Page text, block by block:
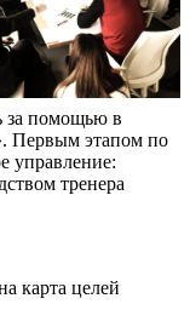
помощью в
Первым этапом по
управление:
тренера
карта целей